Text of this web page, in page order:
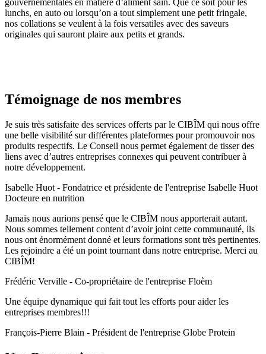
lunchs, en auto ou lorsqu’on a tout simplement une petit fringale,
nos collations se veulent à la fois versatiles avec des saveurs
originales qui sauront plaire aux petits et grands.
Témoignage de nos membres
Je suis très satisfaite des services offerts par le CIBÎM qui nous offre
une belle visibilité sur différentes plateformes pour promouvoir nos
produits respectifs. Le Conseil nous permet également de tisser des
liens avec d’autres entreprises connexes qui peuvent contribuer à
notre développement.​
Isabelle Huot - Fondatrice et présidente de l'entreprise Isabelle Huot
Docteure en nutrition
Jamais nous aurions pensé que le CIBÎM nous apporterait autant.
Nous sommes tellement content d’avoir joint cette communauté, ils
nous ont énormément donné et leurs formations sont très pertinentes.
Les rejoindre a été un point tournant dans notre entreprise. Merci au
CIBÎM!
Frédéric Verville - Co-propriétaire de l'entreprise Floèm
Une équipe dynamique qui fait tout les efforts pour aider les
entreprises membres!!!
François-Pierre Blain - Président de l'entreprise Globe Protein